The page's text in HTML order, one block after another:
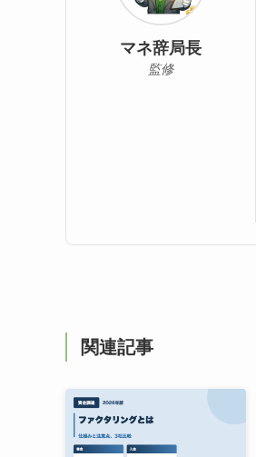
マネ辞局長
監修
関連記事